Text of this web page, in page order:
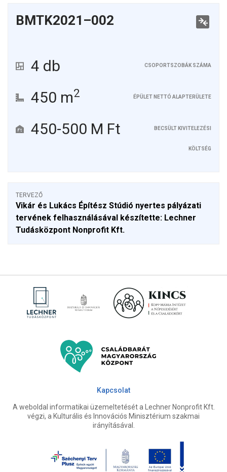
BMTK2021–002
CSOPORTSZOBÁK SZÁMA
4 db
ÉPÜLET NETTÓ ALAPTERÜLETE
450 m2
BECSÜLT KIVITELEZÉSI
KÖLTSÉG
450-500 M Ft
TERVEZŐ
Vikár és Lukács Építész Stúdió nyertes pályázati
tervének felhasználásával készítette: Lechner
Tudásközpont Nonprofit Kft.
Kapcsolat
A weboldal informatikai üzemeltetését a Lechner Nonprofit Kft.
végzi, a Kulturális és Innovációs Minisztérium szakmai
irányításával.